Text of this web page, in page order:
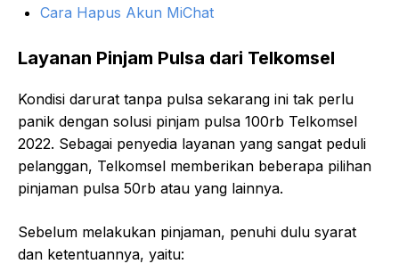
Cara Hapus Akun MiChat
Layanan Pinjam Pulsa dari Telkomsel
Kondisi darurat tanpa pulsa sekarang ini tak perlu
panik dengan solusi pinjam pulsa 100rb Telkomsel
2022. Sebagai penyedia layanan yang sangat peduli
pelanggan, Telkomsel memberikan beberapa pilihan
pinjaman pulsa 50rb atau yang lainnya.
Sebelum melakukan pinjaman, penuhi dulu syarat
dan ketentuannya, yaitu: